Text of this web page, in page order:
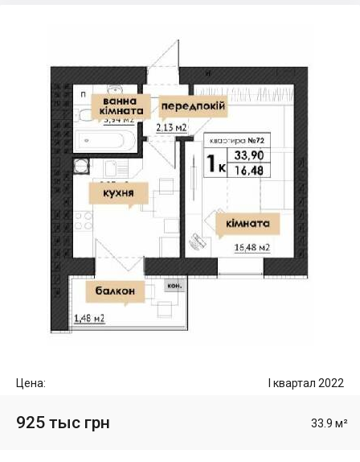
Цена: I квартал 2022
925 тыс грн 33.9 м²